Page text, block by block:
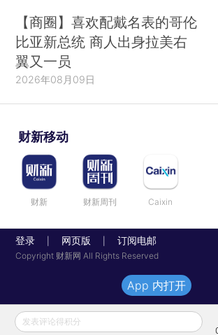
【商圈】喜欢配戴名表的哥伦
比亚新总统 商人出身拉美右
翼又一员
2026年08月09日
财新移动
财新 财新周刊 Caixin
登录 网页版 订阅电邮
Copyright 财新网 All Rights Reserved
发表评论得积分
App 内打开